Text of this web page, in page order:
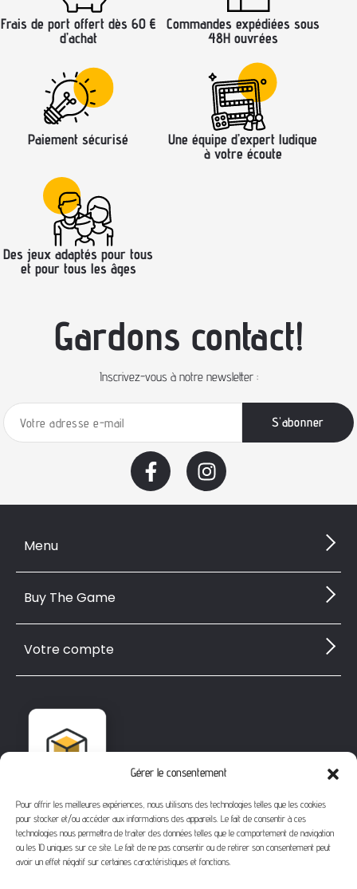
Gérer le consentement
Pour offrir les meilleures expériences, nous utilisons des technologies telles que les cookies
pour stocker et/ou accéder aux informations des appareils. Le fait de consentir à ces
technologies nous permettra de traiter des données telles que le comportement de navigation
ou les ID uniques sur ce site. Le fait de ne pas consentir ou de retirer son consentement peut
avoir un effet négatif sur certaines caractéristiques et fonctions.
Frais de port offert dès 60 €
d’achat
Commandes expédiées sous
48H ouvrées
Paiement sécurisé
Une équipe d’expert ludique
à votre écoute
Des jeux adaptés pour tous
et pour tous les âges
Gardons contact!
Inscrivez-vous à notre newsletter :
1112 Bd Fernand Darchicourt
Menu
Buy The Game
Votre compte